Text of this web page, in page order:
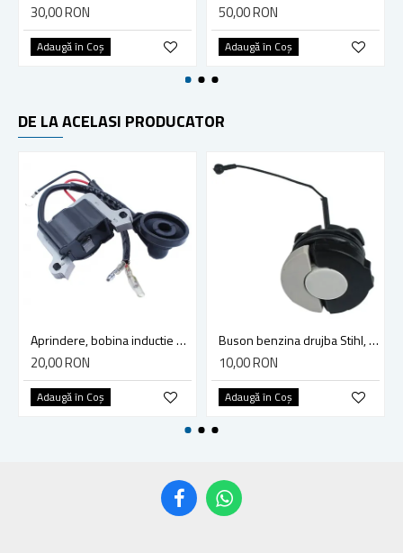
30,00 RON
Adaugă în Coş
50,00 RON
Adaugă în Coş
DE LA ACELASI PRODUCATOR
Aprindere, bobina inductie motocoasa chinezeasca TL43 TL 52, Ruris Dac 210, Dac 310
20,00 RON
Adaugă în Coş
Buson benzina drujba Stihl, model cu clapeta
10,00 RON
Adaugă în Coş